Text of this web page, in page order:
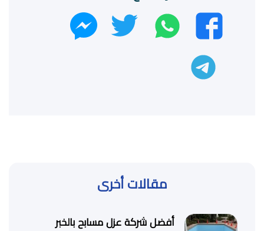
فيسبوك واتسابتويتر ماسنجر
مقالات أخرى
أفضل شركة عزل مسابح بالخبر